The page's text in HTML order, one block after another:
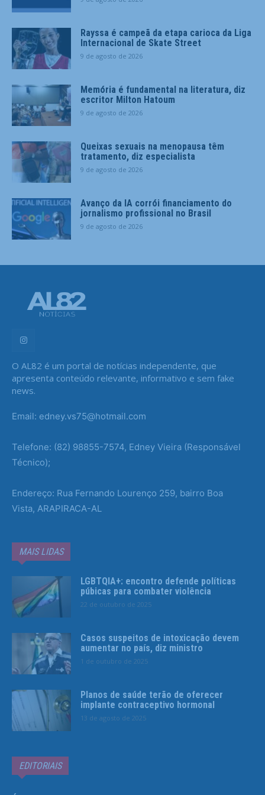
Rayssa é campeã da etapa carioca da Liga
Internacional de Skate Street
9 de agosto de 2026
Memória é fundamental na literatura, diz
escritor Milton Hatoum
9 de agosto de 2026
Queixas sexuais na menopausa têm
tratamento, diz especialista
9 de agosto de 2026
Avanço da IA corrói financiamento do
jornalismo profissional no Brasil
9 de agosto de 2026
O AL82 é um portal de notícias independente, que
apresenta conteúdo relevante, informativo e sem fake
news.
Email: edney.vs75@hotmail.com
Telefone: (82) 98855-7574, Edney Vieira (Responsável
Técnico);
Endereço: Rua Fernando Lourenço 259, bairro Boa
Vista, ARAPIRACA-AL
MAIS LIDAS
LGBTQIA+: encontro defende políticas
púbicas para combater violência
22 de outubro de 2025
Casos suspeitos de intoxicação devem
aumentar no país, diz ministro
1 de outubro de 2025
Planos de saúde terão de oferecer
implante contraceptivo hormonal
13 de agosto de 2025
EDITORIAIS